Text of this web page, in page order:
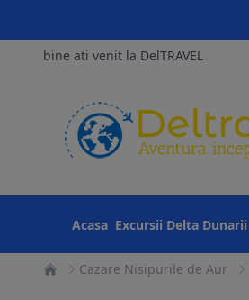
bine ati venit la DelTRAVEL
Acasa Excursii Delta Dunarii
Cazare Nisipurile de Aur